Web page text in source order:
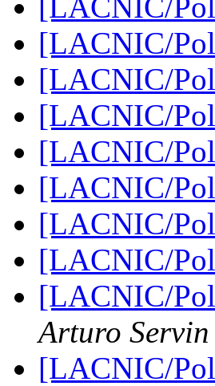
[LACNIC/
[LACNIC/
[LACNIC/
[LACNIC/
[LACNIC/
[LACNIC/
[LACNIC/
[LACNIC/
[LACNIC/
Arturo Servin
[LACNIC/